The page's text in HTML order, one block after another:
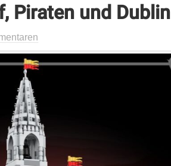
Piraten und Dublin